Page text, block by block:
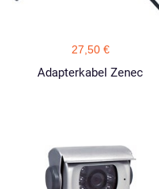
27,50 €
Adapterkabel Zenec